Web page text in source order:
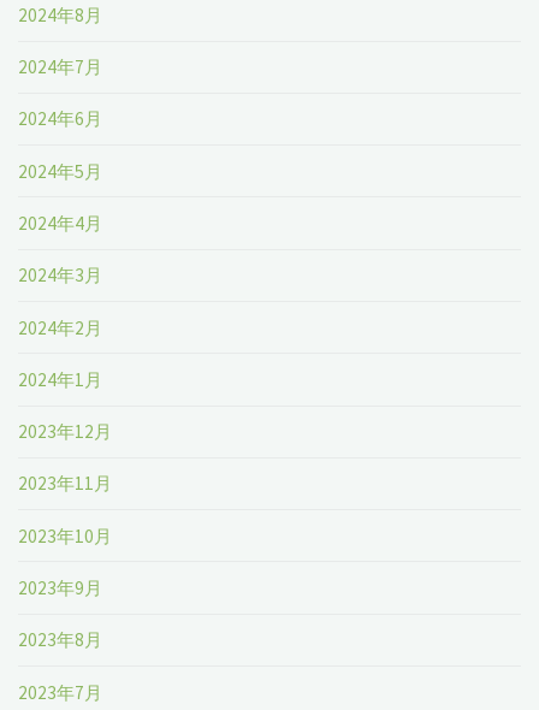
2024年8月
2024年7月
2024年6月
2024年5月
2024年4月
2024年3月
2024年2月
2024年1月
2023年12月
2023年11月
2023年10月
2023年9月
2023年8月
2023年7月